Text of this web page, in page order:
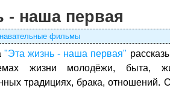
- наша первая
фильмы
"Эта жизнь - наша первая"
жизни молодёжи, быта,
традициях, брака, отношений.